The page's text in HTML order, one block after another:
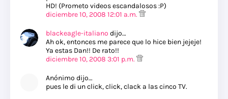
HD! (Prometo videos escandalosos :P)
diciembre 10, 2008 12:01 a.m.
blackeagle-italiano dijo…
Ah ok, entonces me parece que lo hice bien jejeje!
Ya estas Dan!! De rato!!
diciembre 10, 2008 3:01 p.m.
Anónimo dijo…
pues le di un click, click, clack a las cinco TV.